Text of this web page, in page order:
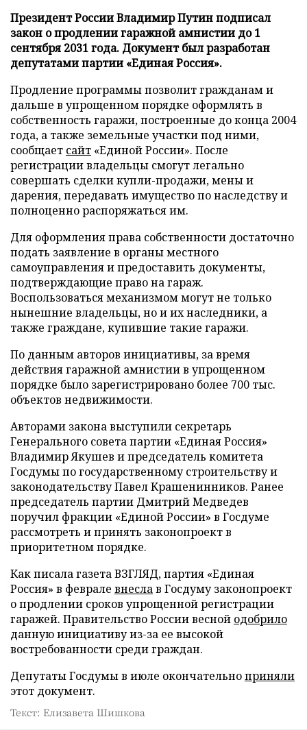
Президент России Владимир Путин подписал
закон о продлении гаражной амнистии до 1
сентября 2031 года. Документ был разработан
депутатами партии «Единая Россия».
Продление программы позволит гражданам и
дальше в упрощенном порядке оформлять в
собственность гаражи, построенные до конца 2004
года, а также земельные участки под ними,
сообщает сайт «Единой России». После
регистрации владельцы смогут легально
совершать сделки купли-продажи, мены и
дарения, передавать имущество по наследству и
полноценно распоряжаться им.
Для оформления права собственности достаточно
подать заявление в органы местного
самоуправления и предоставить документы,
подтверждающие право на гараж.
Воспользоваться механизмом могут не только
нынешние владельцы, но и их наследники, а
также граждане, купившие такие гаражи.
По данным авторов инициативы, за время
действия гаражной амнистии в упрощенном
порядке было зарегистрировано более 700 тыс.
объектов недвижимости.
Авторами закона выступили секретарь
Генерального совета партии «Единая Россия»
Владимир Якушев и председатель комитета
Госдумы по государственному строительству и
законодательству Павел Крашенинников. Ранее
председатель партии Дмитрий Медведев
поручил фракции «Единой России» в Госдуме
рассмотреть и принять законопроект в
приоритетном порядке.
Как писала газета ВЗГЛЯД, партия «Единая
Россия» в феврале внеслав Госдуму законопроект
о продлении сроков упрощенной регистрации
гаражей. Правительство России весной одобрило
данную инициативу из-за ее высокой
востребованности среди граждан.
Депутаты Госдумы в июле окончательноприняли
этот документ.
Текст: Елизавета Шишкова